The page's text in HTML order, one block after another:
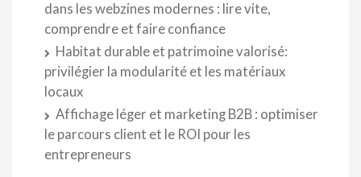
dans les webzines modernes : lire vite,
comprendre et faire confiance
Habitat durable et patrimoine valorisé:
privilégier la modularité et les matériaux
locaux
Affichage léger et marketing B2B : optimiser
le parcours client et le ROI pour les
entrepreneurs